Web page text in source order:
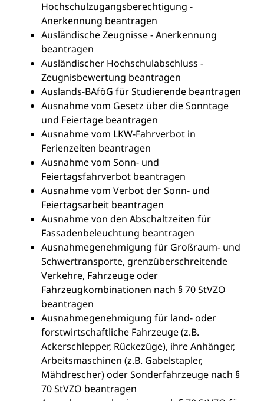
Hochschulzugangsberechtigung -
Anerkennung beantragen
Ausländische Zeugnisse - Anerkennung
beantragen
Ausländischer Hochschulabschluss -
Zeugnisbewertung beantragen
Auslands-BAföG für Studierende beantragen
Ausnahme vom Gesetz über die Sonntage
und Feiertage beantragen
Ausnahme vom LKW-Fahrverbot in
Ferienzeiten beantragen
Ausnahme vom Sonn- und
Feiertagsfahrverbot beantragen
Ausnahme vom Verbot der Sonn- und
Feiertagsarbeit beantragen
Ausnahme von den Abschaltzeiten für
Fassadenbeleuchtung beantragen
Ausnahmegenehmigung für Großraum- und
Schwertransporte, grenzüberschreitende
Verkehre, Fahrzeuge oder
Fahrzeugkombinationen nach § 70 StVZO
beantragen
Ausnahmegenehmigung für land- oder
forstwirtschaftliche Fahrzeuge (z.B.
Ackerschlepper, Rückezüge), ihre Anhänger,
Arbeitsmaschinen (z.B. Gabelstapler,
Mähdrescher) oder Sonderfahrzeuge nach §
70 StVZO beantragen